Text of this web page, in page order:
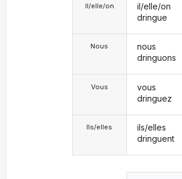
Il/elle/on
Nous
Vous
Ils/elles
il/elle/on
dringue
nous
dringuons
vous
dringuez
ils/elles
dringuent